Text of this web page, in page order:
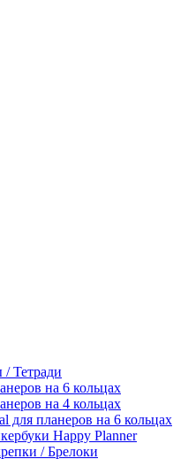
Тетради
на 6 кольцах
на 4 кольцах
для планеров на 6 кольцах
Happy Planner
/ Брелоки